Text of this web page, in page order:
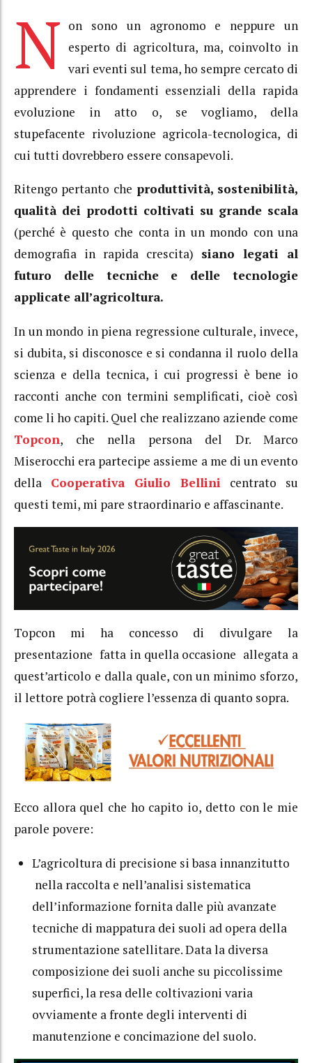
N on sono un agronomo e neppure un
esperto di agricoltura, ma, coinvolto in
vari eventi sul tema, ho sempre cercato di
apprendere i fondamenti essenziali della rapida
evoluzione in atto o, se vogliamo, della
stupefacente rivoluzione agricola-tecnologica, di
cui tutti dovrebbero essere consapevoli.
Ritengo pertanto che produttività, sostenibilità,
qualità dei prodotti coltivati su grande scala
(perché è questo che conta in un mondo con una
demografia in rapida crescita) siano legati al
futuro delle tecniche e delle tecnologie
applicate all’agricoltura.
In un mondo in piena regressione culturale, invece,
si dubita, si disconosce e si condanna il ruolo della
scienza e della tecnica, i cui progressi è bene io
racconti anche con termini semplificati, cioè così
come li ho capiti. Quel che realizzano aziende come
Topcon, che nella persona del Dr. Marco
Miserocchi era partecipe assieme a me di un evento
della Cooperativa Giulio Bellini centrato su
questi temi, mi pare straordinario e affascinante.
Topcon mi ha concesso di divulgare la
presentazione fatta in quella occasione allegata a
quest’articolo e dalla quale, con un minimo sforzo,
il lettore potrà cogliere l’essenza di quanto sopra.
Ecco allora quel che ho capito io, detto con le mie
parole povere:
L’agricoltura di precisione si basa innanzitutto
nella raccolta e nell’analisi sistematica
dell’informazione fornita dalle più avanzate
tecniche di mappatura dei suoli ad opera della
strumentazione satellitare. Data la diversa
composizione dei suoli anche su piccolissime
superfici, la resa delle coltivazioni varia
ovviamente a fronte degli interventi di
manutenzione e concimazione del suolo.